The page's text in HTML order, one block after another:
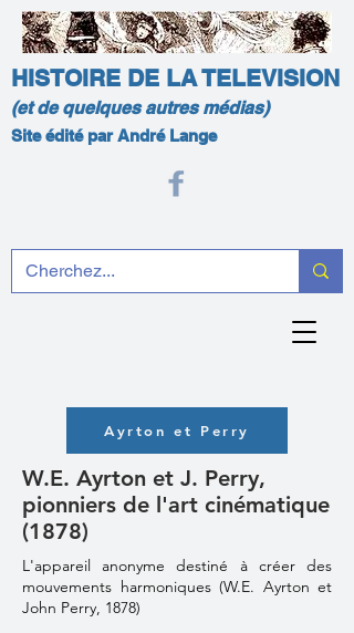
HISTOIRE DE LA TELEVISION
(et de quelques autres médias)
Site édité par André Lange
Ayrton et Perry
W.E. Ayrton et J. Perry,
pionniers de l'art cinématique
(1878)
L'appareil anonyme destiné à créer des
mouvements harmoniques (W.E. Ayrton et
John Perry, 1878)